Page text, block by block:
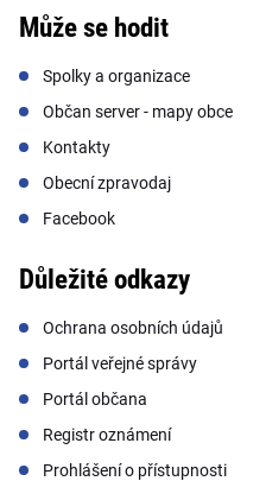
Může se hodit
Spolky a organizace
Občan server - mapy obce
Kontakty
Obecní zpravodaj
Facebook
Důležité odkazy
Ochrana osobních údajů
Portál veřejné správy
Portál občana
Registr oznámení
Prohlášení o přístupnosti